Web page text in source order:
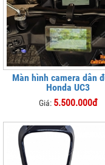
Màn hình camera dẫn
Honda UC3
Giá: 5.500.000đ